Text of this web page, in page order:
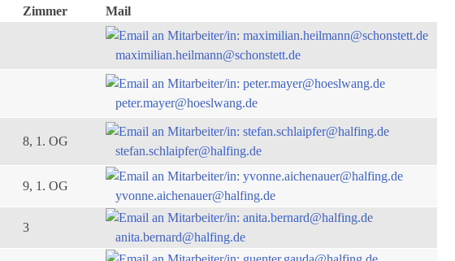
Zimmer
Mail
maximilian.heilmann@schonstett.de
peter.mayer@hoeslwang.de
8, 1. OG
stefan.schlaipfer@halfing.de
9, 1. OG
yvonne.aichenauer@halfing.de
3
anita.bernard@halfing.de